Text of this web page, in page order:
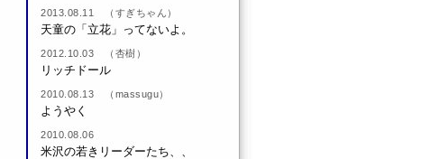
2013.08.11 （すぎちゃん）
天童の「立花」ってないよ。
2012.10.03 （杏樹）
リッチドール
2010.08.13 （massugu）
ようやく
2010.08.06
米沢の若きリーダーたち、、